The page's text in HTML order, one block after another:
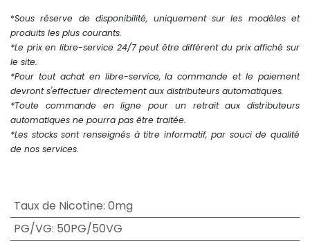
*Sous réserve de disponibilité, uniquement sur les modèles et
produits les plus courants.
*Le prix en libre-service 24/7 peut être différent du prix affiché sur
le site.
*Pour tout achat en libre-service, la commande et le paiement
devront s'effectuer directement aux distributeurs automatiques.
*Toute commande en ligne pour un retrait aux distributeurs
automatiques ne pourra pas être traitée.
*Les stocks sont renseignés à titre informatif, par souci de qualité
de nos services.
Taux de Nicotine: 0mg
PG/VG: 50PG/50VG